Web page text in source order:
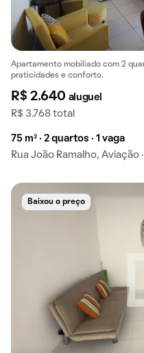
Apartamento mobiliado com 2
praticidades e conforto.
R$ 2.640 aluguel
R$ 3.768 total
75 m² · 2 quartos · 1 vaga
Rua João Ramalho, Aviação
Baixou o preço